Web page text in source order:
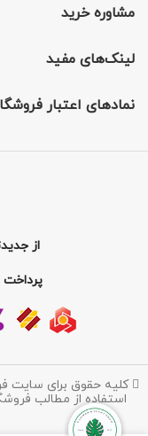
مشاوره خرید
لینک‌های مفید
نمادهای اعتبار
از
کلیه حقوق برای سایت
استفاده از مطالب